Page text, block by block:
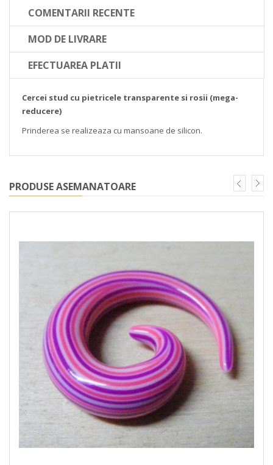
COMENTARII RECENTE
MOD DE LIVRARE
EFECTUAREA PLATII
Cercei stud cu pietricele transparente si rosii (mega-
reducere)
Prinderea se realizeaza cu mansoane de silicon.
PRODUSE ASEMANATOARE